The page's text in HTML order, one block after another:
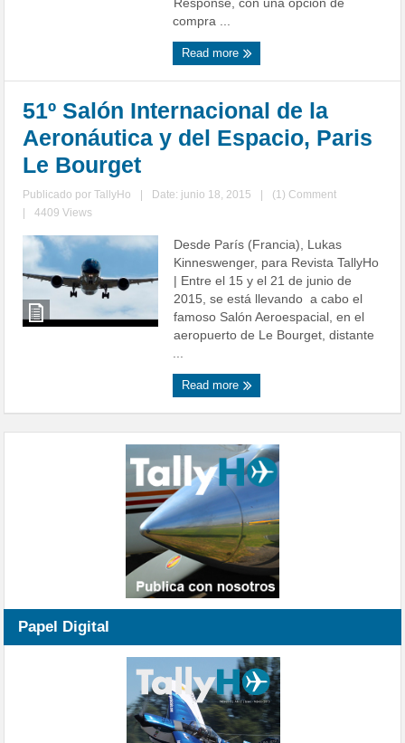
Response, con una opción de
compra ...
Read more
51º Salón Internacional de la
Aeronáutica y del Espacio, Paris
Le Bourget
Publicado porTallyHo Date: junio 18, 2015
(1) Comment
4409 Views
Desde París (Francia), Lukas
Kinneswenger, para Revista TallyHo
| Entre el 15 y el 21 de junio de
2015, se está llevando a cabo el
famoso Salón Aeroespacial, en el
aeropuerto de Le Bourget, distante
...
Read more
Papel Digital